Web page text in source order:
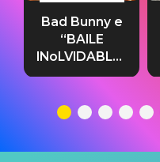
Bad Bunny e
“BAILE
INoLVIDABLE”:
testo,
significato